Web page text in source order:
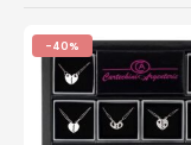
-40%